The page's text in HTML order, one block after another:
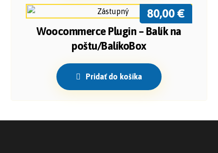
Woocommerce Plugin – Balík na
poštu/BalíkoBox
80,00€
Pridať do košíka